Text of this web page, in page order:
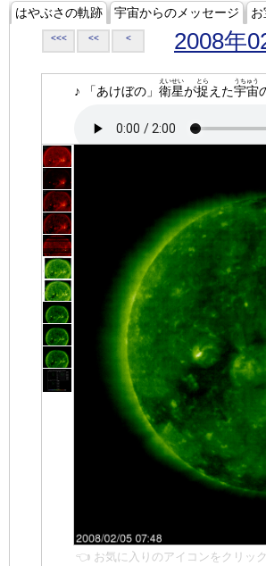
はやぶさの軌跡 宇宙からのメッセージ お
<<< << < 2008年
♪ 「あけぼの」 衛星
えいせい
が捉
とら
えた宇宙
うちゅう
👈 お気に入りのアイコンをクリック